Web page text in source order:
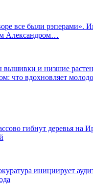
все были рэперами».
Александром…
вышивки и низшие
что вдохновляет
гибнут деревья на
инициирует